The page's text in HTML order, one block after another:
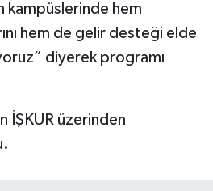
kampüslerinde hem
hem de gelir desteği elde
diyerek programı
İŞKUR üzerinden